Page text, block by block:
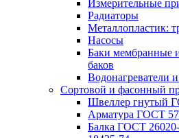
Измерительные
Радиаторы
Металлопластик:
Насосы
Баки мембранные
баков
Водонагреватели
Сортовой и фасонный
Швеллер гнутый
Арматура ГОСТ
Балка ГОСТ